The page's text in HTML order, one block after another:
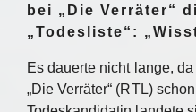
bei „Die Verräter“
„Todesliste“:
Es dauerte nicht lange,
„Die Verräter“ (RTL)